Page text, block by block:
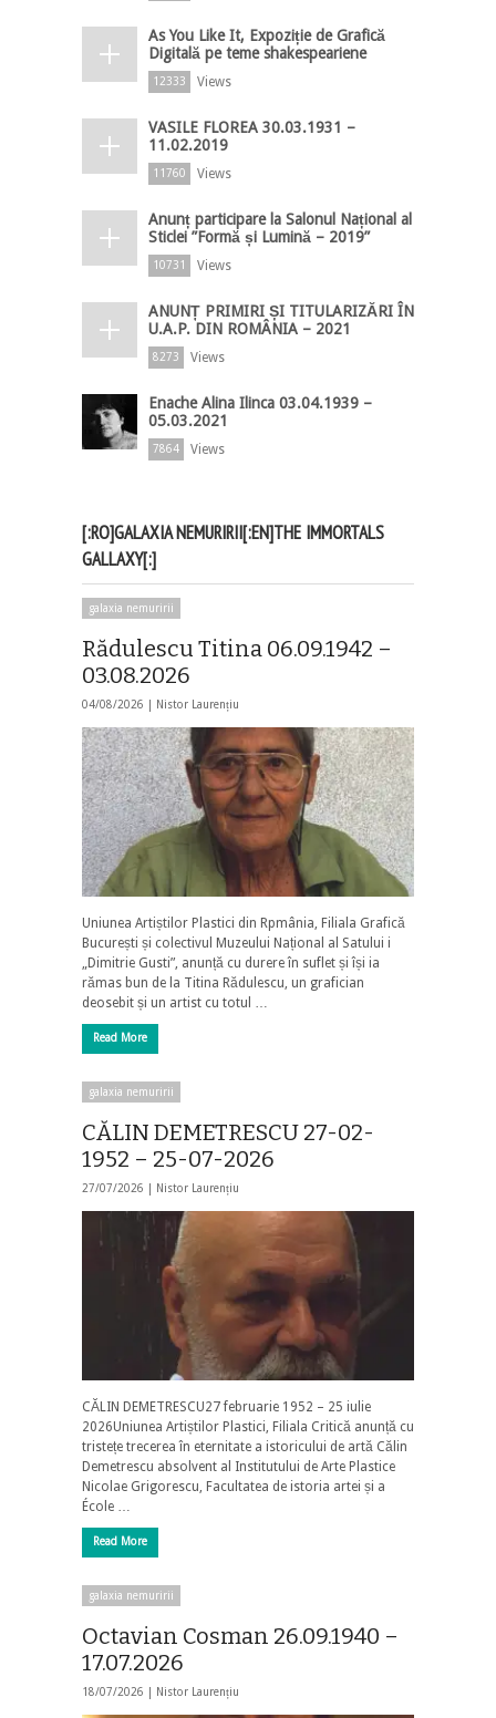
As You Like It, Expoziție de Grafică
Digitală pe teme shakespeariene
12333 Views
VASILE FLOREA 30.03.1931 –
11.02.2019
11760 Views
Anunț participare la Salonul Național al
Sticlei ”Formă și Lumină – 2019”
10731 Views
ANUNȚ PRIMIRI ȘI TITULARIZĂRI ÎN
U.A.P. DIN ROMÂNIA – 2021
8273 Views
Enache Alina Ilinca 03.04.1939 –
05.03.2021
7864 Views
[:RO]GALAXIA NEMURIRII[:EN]THE IMMORTALS
GALLAXY[:]
galaxia nemuririi
Rădulescu Titina 06.09.1942 –
03.08.2026
04/08/2026 | Nistor Laurențiu
Uniunea Artiștilor Plastici din Rpmânia, Filiala Grafică
București și colectivul Muzeului Național al Satului i
„Dimitrie Gusti”, anunță cu durere în suflet și își ia
rămas bun de la Titina Rădulescu, un grafician
deosebit și un artist cu totul …
Read More
galaxia nemuririi
CĂLIN DEMETRESCU 27-02-
1952 – 25-07-2026
27/07/2026 | Nistor Laurențiu
CĂLIN DEMETRESCU27 februarie 1952 – 25 iulie
2026Uniunea Artiștilor Plastici, Filiala Critică anunță cu
tristețe trecerea în eternitate a istoricului de artă Călin
Demetrescu absolvent al Institutului de Arte Plastice
Nicolae Grigorescu, Facultatea de istoria artei și a
École …
Read More
galaxia nemuririi
Octavian Cosman 26.09.1940 –
17.07.2026
18/07/2026 | Nistor Laurențiu